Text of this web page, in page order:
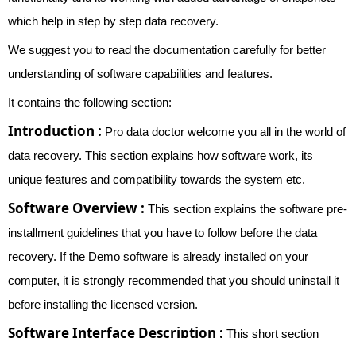
which help in step by step data recovery.
We suggest you to read the documentation carefully for better
understanding of software capabilities and features.
It contains the following section:
Introduction : Pro data doctor welcome you all in the world of
data recovery. This section explains how software work, its
unique features and compatibility towards the system etc.
Software Overview : This section explains the software pre-
installment guidelines that you have to follow before the data
recovery. If the Demo software is already installed on your
computer, it is strongly recommended that you should uninstall it
before installing the licensed version.
Software Interface Description : This short section